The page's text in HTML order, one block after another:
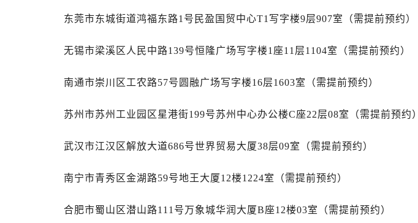
安徽省池州市贵池区长江路劳力士售后服务中心（需提前预约）
安徽省阜阳市颍州区颍州北路劳力士售后服务中心（需提前预约）
安徽省淮南市田家庵区国庆中路劳力士售后服务中心（需提前预约）
安徽省六安市金安区解放中路劳力士售后服务中心（需提前预约）
安徽省宿州市埇桥区人民中路劳力士售后服务中心（需提前预约）
安徽省芜湖市镜湖区中山路步行街劳力士售后服务中心（需提前预约）
东莞市东城街道鸿福东路1号民盈国贸中心T1写字楼9层907室（需提前预约）
无锡市梁溪区人民中路139号恒隆广场写字楼1座11层1104室（需提前预约）
南通市崇川区工农路57号圆融广场写字楼16层1603室（需提前预约）
苏州市苏州工业园区星港街199号苏州中心办公楼C座22层08室（需提前预约）
武汉市江汉区解放大道686号世界贸易大厦38层09室（需提前预约）
南宁市青秀区金湖路59号地王大厦12楼1224室（需提前预约）
合肥市蜀山区潜山路111号万象城华润大厦B座12楼03室（需提前预约）